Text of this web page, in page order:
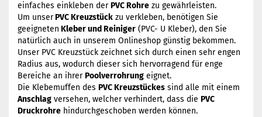
einfaches einkleben derPVC Rohre zu gewährleisten.
Um unserPVC Kreuzstück zu verkleben, benötigen Sie
geeigneten Kleber und Reiniger (PVC- U Kleber), den Sie
natürlich auch in unserem Onlineshop günstig bekommen.
Unser PVC Kreuzstück zeichnet sich durch einen sehr engen
Radius aus, wodurch dieser sich hervorragend für enge
Bereiche an ihrerPoolverrohrung eignet.
Die Klebemuffen des PVC Kreuzstückes sind alle mit einem
Anschlag versehen, welcher verhindert, dass die PVC
Druckrohre hindurchgeschoben werden können.